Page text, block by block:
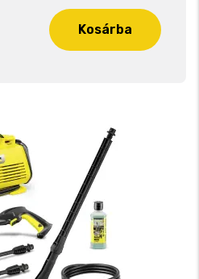
Kosárba